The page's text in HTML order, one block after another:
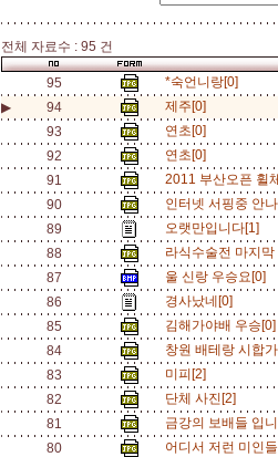
전체 자료수 : 95 건
95
*숙언니랑[0]
▶
94
제주[0]
93
연초[0]
92
연초[0]
91
2011 부산오픈 휠
90
인터넷 서핑중 안
89
오랫만입니다[1]
88
라식수술전 마지
87
울 신랑 우승요[0]
86
경사났네[0]
85
김해가야배 우승
84
창원 배테랑 시합
83
미피[2]
82
단체 사진[2]
81
금강의 보배들 입
80
어디서 저런 미인